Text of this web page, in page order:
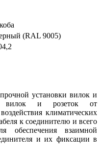
(RAL 9005)
установки вилок и
вилок и розеток от
климатических
к соединителю и всего
обеспечения взаимной
и их фиксации в